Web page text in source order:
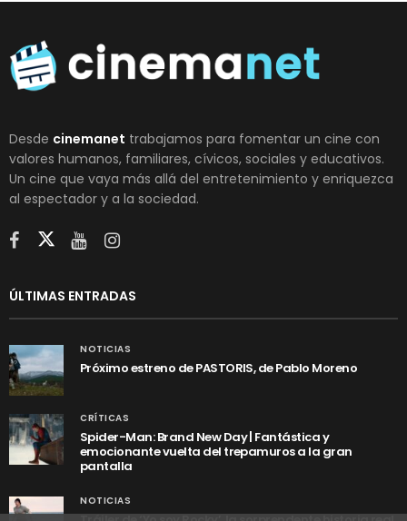
Desde cinemanet trabajamos para fomentar un cine con
valores humanos, familiares, cívicos, sociales y educativos.
Un cine que vaya más allá del entretenimiento y enriquezca
al espectador y a la sociedad.
ÚLTIMAS ENTRADAS
NOTICIAS
Próximo estreno de PASTORIS, de Pablo Moreno
CRÍTICAS
Spider-Man: Brand New Day | Fantástica y
emocionante vuelta del trepamuros a la gran
pantalla
NOTICIAS